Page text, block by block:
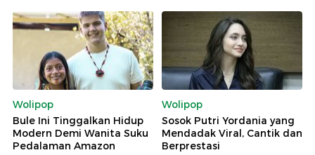
Wolipop
Bule Ini Tinggalkan Hidup
Modern Demi Wanita Suku
Pedalaman Amazon
Wolipop
Sosok Putri Yordania yang
Mendadak Viral, Cantik dan
Berprestasi